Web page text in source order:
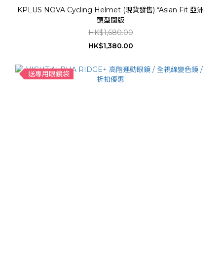
KPLUS NOVA Cycling Helmet (現貨發售) *Asian Fit 亞洲
頭型闊版
HK$1,680.00
HK$1,380.00
送專用眼鏡袋